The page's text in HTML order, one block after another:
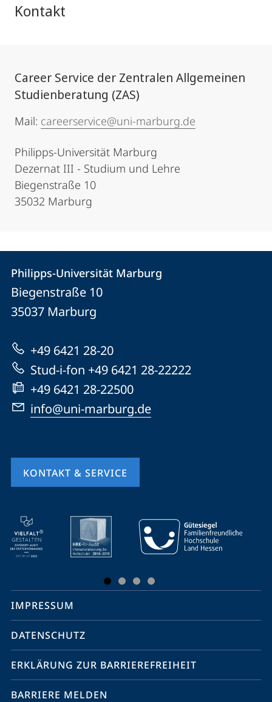
Kontakt
Career Service der Zentralen Allgemeinen
Studienberatung (ZAS)
Mail: careerservice@uni-marburg.de
Philipps-Universität Marburg
Dezernat III - Studium und Lehre
Biegenstraße 10
35032 Marburg
Kontakt
und
Informationen
zur
Website
Kontaktinformationen
Philipps-
Universität
Marburg
Philipps-Universität Marburg
Biegenstraße 10
35037 Marburg
+49 6421 28-20
Stud-i-fon +49 6421 28-22222
+49 6421 28-22500
info@uni-marburg.de
KONTAKT & SERVICE
Mobile-
Service-
Navigation
Social
Media
Kontakte
IMPRESSUM
DATENSCHUTZ
ERKLÄRUNG ZUR BARRIEREFREIHEIT
BARRIERE MELDEN